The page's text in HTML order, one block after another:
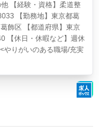
【経験・資格】柔道整
【勤務地】東京都葛
飾区 【都道府県】東京
【休日・休暇など】週休
やりがいのある職場/充実